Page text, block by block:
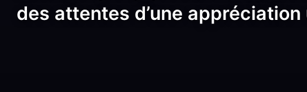
des attentes d’une